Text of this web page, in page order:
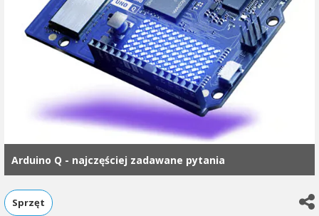
Arduino Q - najczęściej zadawane pytania
Sprzęt